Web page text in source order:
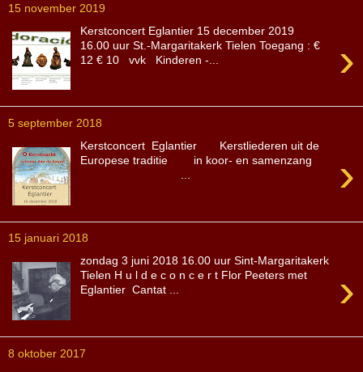
15 november 2019
›
Kerstconcert Eglantier 15 december 2019
16.00 uur St.-Margaritakerk Tielen Toegang : €
12 € 10 vvk Kinderen -...
5 september 2018
›
Kerstconcert Eglantier Kerstliederen uit de
Europese traditie in koor- en samenzang
15 januari 2018
›
zondag 3 juni 2018 16.00 uur Sint-Margaritakerk
Tielen H u l d e c o n c e r t Flor Peeters met
Eglantier Cantat ...
8 oktober 2017